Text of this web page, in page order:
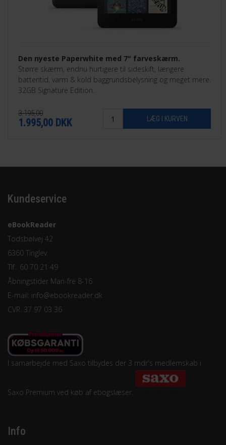
Den nyeste Paperwhite med 7" farveskærm.
Større skærm, endnu hurtigere til sideskift, længere
batteritid, varm & kold baggrundsbelysning og meget mere.
32GB Signature Edition.
3.195,00
1.995,00 DKK
Kundeservice
eBookReader
Todsbølvej 42
6360 Tinglev
Tlf.: 60 70 21 49
Åbningstider Man-fre 8-16
E-mail: info@ebookreader.dk
CVR. 37 97 03 36
I samarbejde med Saxo tilbydes der 3 mdr's medlemskab i
Saxo Premium ved køb af ebogslæser.
Info